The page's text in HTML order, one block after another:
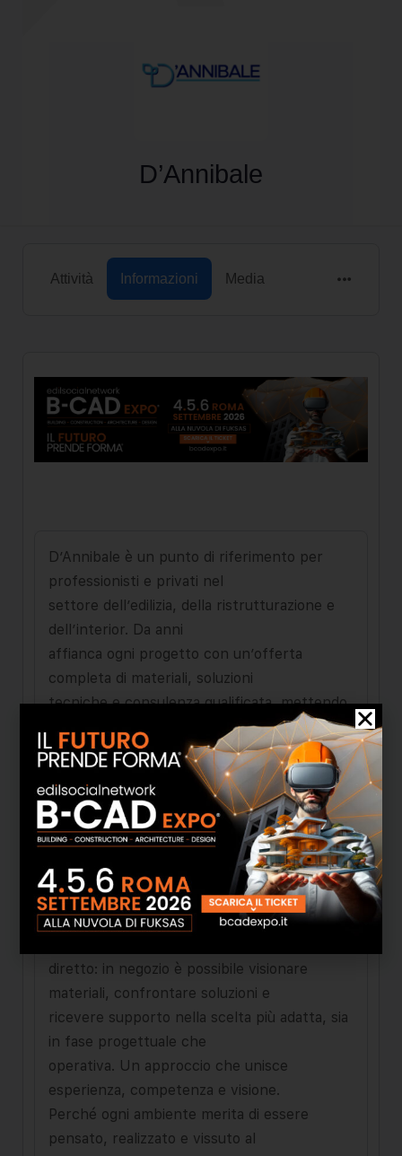
D’Annibale
Attività Informazioni Media
D’Annibale è un punto di riferimento per
professionisti e privati nel
settore dell’edilizia, della ristrutturazione e
dell’interior. Da anni
affianca ogni progetto con un’offerta
completa di materiali, soluzioni
tecniche e consulenza qualificata, mettendo
affidabilità e attenzione al dettaglio. L’azienda
seleziona i migliori marchi
per dare forma e valore agli ambienti: dalle
superfici ai rivestimenti, dalle
vernici agli elementi per la casa, fino alle
proposte più tecniche per il
cantiere.
Accanto all’ampia disponibilità di prodotti,
diretto: in negozio è possibile visionare
materiali, confrontare soluzioni e
ricevere supporto nella scelta più adatta, sia
in fase progettuale che
operativa. Un approccio che unisce
esperienza, competenza e visione.
Perché ogni ambiente merita di essere
pensato, realizzato e vissuto al